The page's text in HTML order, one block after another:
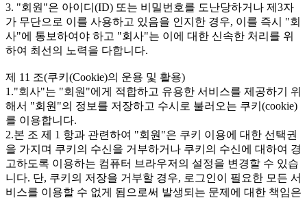
3. "회원"은 아이디(ID) 또는 비밀번호를 도난당하거나 제3자
가 무단으로 이를 사용하고 있음을 인지한 경우, 이를 즉시 "회
사"에 통보하여야 하고 "회사"는 이에 대한 신속한 처리를 위
하여 최선의 노력을 다합니다.
제 11 조(쿠키(Cookie)의 운용 및 활용)
1."회사"는 "회원"에게 적합하고 유용한 서비스를 제공하기 위
해서 "회원"의 정보를 저장하고 수시로 불러오는 쿠키(cookie)
를 이용합니다.
2.본 조 제 1 항과 관련하여 "회원"은 쿠키 이용에 대한 선택권
을 가지며 쿠키의 수신을 거부하거나 쿠키의 수신에 대하여 경
고하도록 이용하는 컴퓨터 브라우저의 설정을 변경할 수 있습
니다. 단, 쿠키의 저장을 거부할 경우, 로그인이 필요한 모든 서
비스를 이용할 수 없게 됨으로써 발생되는 문제에 대한 책임은